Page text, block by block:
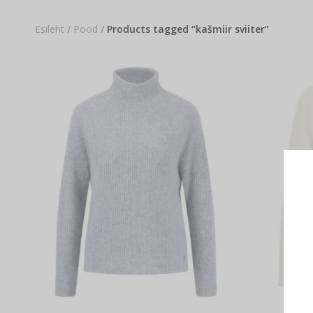
Esileht / Pood / Products tagged “kašmiir sviiter”